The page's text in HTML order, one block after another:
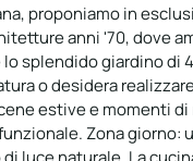
proponiamo in
anni '70, dove
splendido giardino di
o desidera
estive e momenti
Zona giorno: